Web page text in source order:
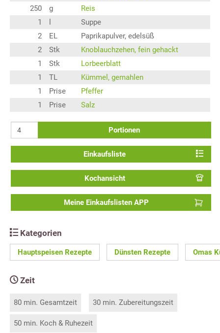
250
g
Reis
1
Suppe
2
EL
Paprikapulver, edelsüß
2
Stk
Knoblauchzehen, fein gehackt
1
Stk
Lorbeerblatt
1
TL
Kümmel, gemahlen
1
Prise
Pfeffer
1
Prise Salz
Portionen
Einkaufsliste
Kochansicht
Meine Einkaufslisten APP
Kategorien
Hauptspeisen Rezepte Dünsten Rezepte Omas
Zeit
80 min. Gesamtzeit 30 min. Zubereitungszeit
50 min. Koch & Ruhezeit